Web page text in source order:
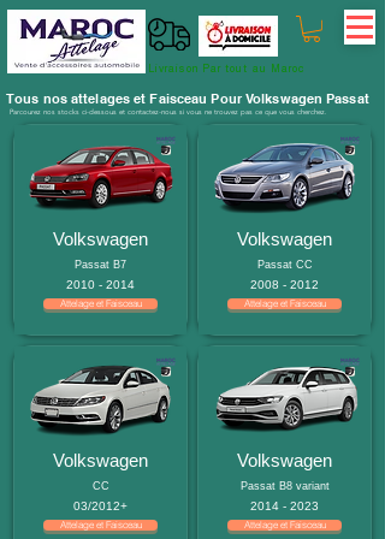
Livraison Par tout au Maroc
Tous nos attelages et Faisceau Pour Volkswagen Passat
Parcourez nos stocks ci-dessous et contactez-nous si vous ne trouvez pas ce que vous cherchez.
Volkswagen
Passat B7
2010 - 2014
Attelage et Faisceau
Volkswagen
CC
03/2012+
Attelage et Faisceau
Volkswagen
Passat CC
2008 - 2012
Attelage et Faisceau
Volkswagen
Passat B8 variant
2014 - 2023
Attelage et Faisceau